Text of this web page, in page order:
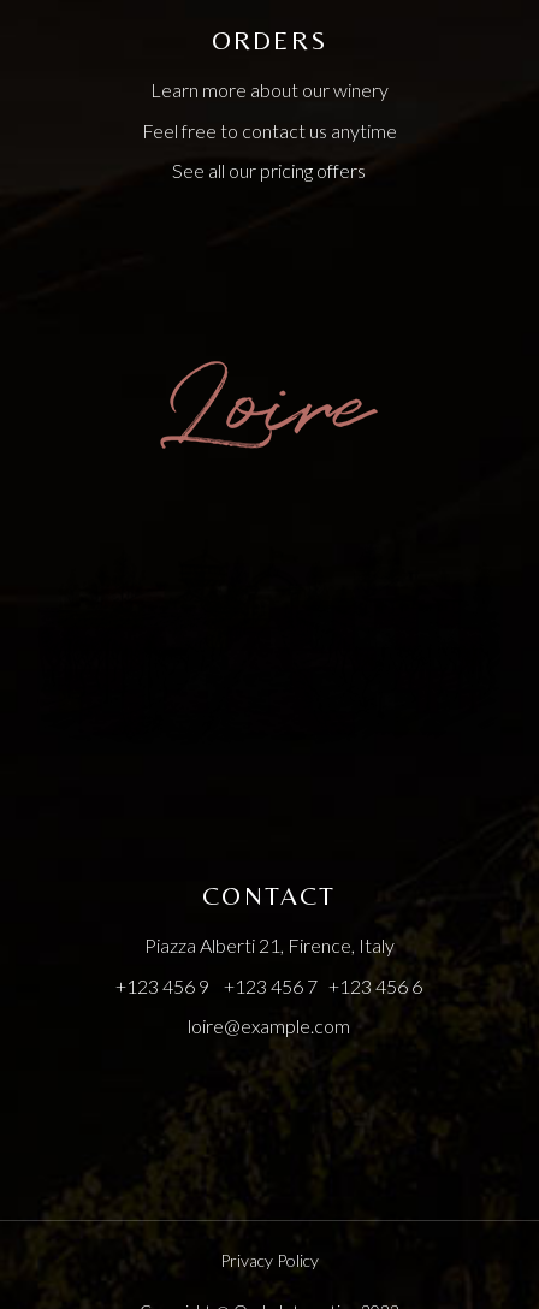
ORDERS
Learn more about our winery
Feel free to contact us anytime
See all our pricing offers
CONTACT
Piazza Alberti 21, Firence, Italy
+123 456 9+123 456 7 +123 456 6
loire@example.com
Privacy Policy